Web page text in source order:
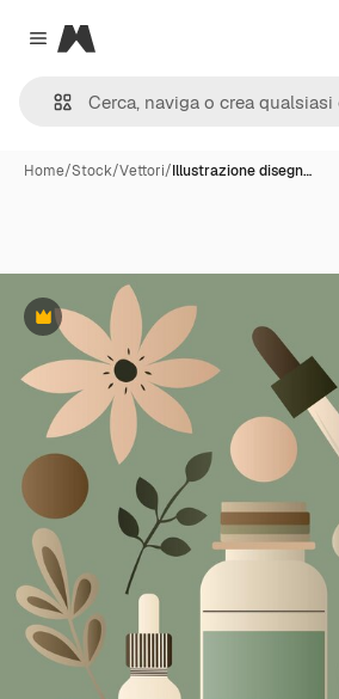
Close menu
Magnific
Home/Stock/Vettori/Illustrazione disegn…
Premium